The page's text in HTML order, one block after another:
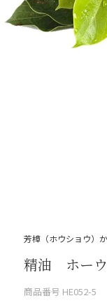
芳樟（ホウショウ）
精油 ホー
商品番号 HE052-5